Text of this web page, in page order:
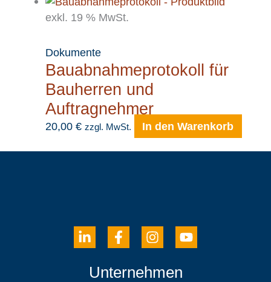
exkl. 19 % MwSt.
Dokumente
Bauabnahmeprotokoll für
Bauherren und
Auftragnehmer
20,00 € zzgl. MwSt. In den Warenkorb
Unternehmen